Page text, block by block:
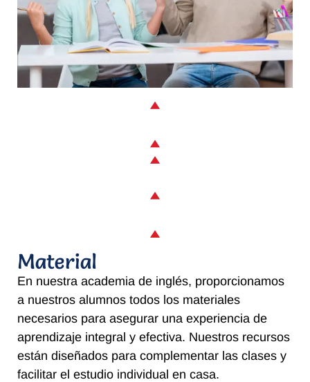
Material
En nuestra academia de inglés, proporcionamos
a nuestros alumnos todos los materiales
necesarios para asegurar una experiencia de
aprendizaje integral y efectiva. Nuestros recursos
están diseñados para complementar las clases y
facilitar el estudio individual en casa.